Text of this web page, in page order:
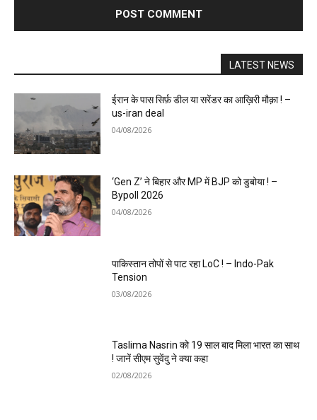
LATEST NEWS
ईरान के पास सिर्फ़ डील या सरेंडर का आख़िरी मौक़ा ! –
us-iran deal
04/08/2026
‘Gen Z’ ने बिहार और MP में BJP को डुबोया ! –
Bypoll 2026
04/08/2026
पाकिस्तान तोपों से पाट रहा LoC ! – Indo-Pak
Tension
03/08/2026
Taslima Nasrin को 19 साल बाद मिला भारत का साथ
! जानें सीएम सुवेंदु ने क्या कहा
02/08/2026